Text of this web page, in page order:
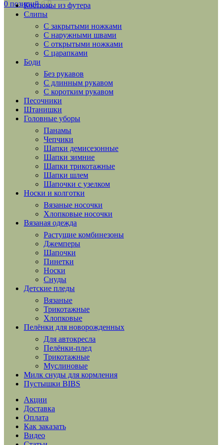
0 позиций 0₽
Костюмы из футера
Слипы
С закрытыми ножками
С наружными швами
С открытыми ножками
С царапками
Боди
Без рукавов
С длинным рукавом
С коротким рукавом
Песочники
Штанишки
Головные уборы
Панамы
Чепчики
Шапки демисезонные
Шапки зимние
Шапки трикотажные
Шапки шлем
Шапочки с узелком
Носки и колготки
Вязаные носочки
Хлопковые носочки
Вязаная одежда
Растущие комбинезоны
Джемперы
Шапочки
Пинетки
Носки
Снуды
Детские пледы
Вязаные
Трикотажные
Хлопковые
Пелёнки для новорожденных
Для автокресла
Пелёнки-плед
Трикотажные
Муслиновые
Милк снуды для кормления
Пустышки BIBS
Акции
Доставка
Оплата
Как заказать
Видео